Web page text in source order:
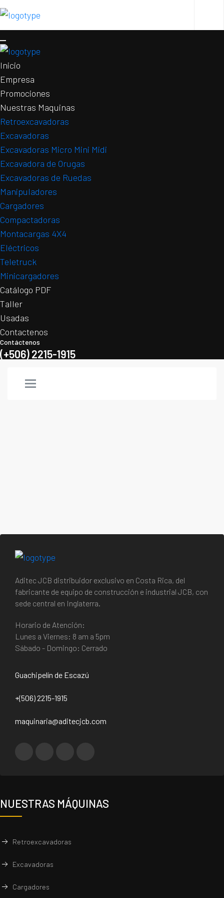
Inicio
Empresa
Promociones
Nuestras Maquinas
Retroexcavadoras
Excavadoras
Excavadoras Micro Mini Midi
Excavadora de Orugas
Excavadoras de Ruedas
Manipuladores
Cargadores
Compactadoras
Montacargas 4X4
Eléctricos
Teletruck
Minicargadores
Catálogo PDF
Taller
Usadas
Contactenos
Contáctenos
(+506) 2215-1915
Aditec JCB distribuidor exclusivo en Costa Rica, del
fabricante de equipo de construcción e industrial JCB, con
sede central en Inglaterra.
Horario de Atención:
Lunes a Viernes: 8 am a 5pm
Sábado - Domingo: Cerrado
Guachipelín de Escazú
+(506) 2215-1915
maquinaria@aditecjcb.com
NUESTRAS MÁQUINAS
Retroexcavadoras
Excavadoras
Cargadores